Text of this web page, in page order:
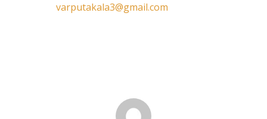
varputakala3@gmail.com